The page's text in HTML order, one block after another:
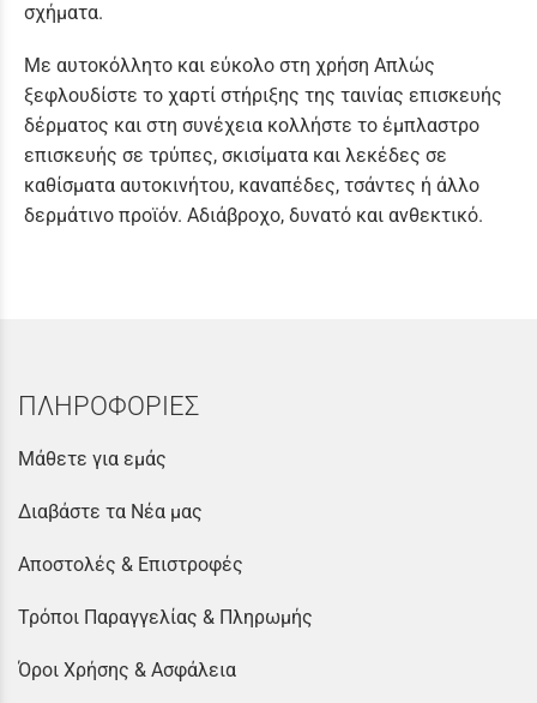
σχήματα.
Με αυτοκόλλητο και εύκολο στη χρήση Απλώς
ξεφλουδίστε το χαρτί στήριξης της ταινίας επισκευής
δέρματος και στη συνέχεια κολλήστε το έμπλαστρο
επισκευής σε τρύπες, σκισίματα και λεκέδες σε
καθίσματα αυτοκινήτου, καναπέδες, τσάντες ή άλλο
δερμάτινο προϊόν. Αδιάβροχο, δυνατό και ανθεκτικό.
ΠΛΗΡΟΦΟΡΙΕΣ
Μάθετε για εμάς
Διαβάστε τα Νέα μας
Αποστολές & Επιστροφές
Τρόποι Παραγγελίας & Πληρωμής
Όροι Χρήσης & Ασφάλεια